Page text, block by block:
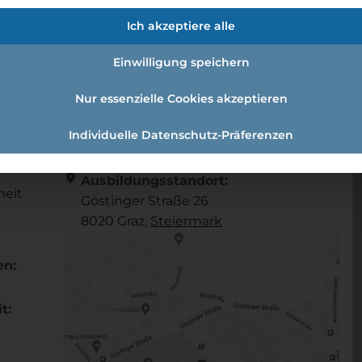
location_on Ausbildungsstandort:
Göstinger Straße 26
8020 Graz, Steier­mark
Ich akzeptiere alle
Einwilligung speichern
Nur essenzielle Cookies akzeptieren
Individuelle Datenschutz-Präferenzen